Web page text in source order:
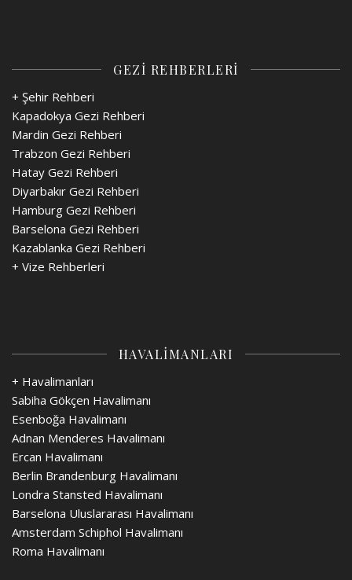
GEZİ REHBERLERİ
+ Şehir Rehberi
Kapadokya Gezi Rehberi
Mardin Gezi Rehberi
Trabzon Gezi Rehberi
Hatay Gezi Rehberi
Diyarbakır Gezi Rehberi
Hamburg Gezi Rehberi
Barselona Gezi Rehberi
Kazablanka Gezi Rehberi
+ Vize Rehberleri
HAVALİMANLARI
+ Havalimanları
Sabiha Gökçen Havalimanı
Esenboğa Havalimanı
Adnan Menderes Havalimanı
Ercan Havalimanı
Berlin Brandenburg Havalimanı
Londra Stansted Havalimanı
Barselona Uluslararası Havalimanı
Amsterdam Schiphol Havalimanı
Roma Havalimanı